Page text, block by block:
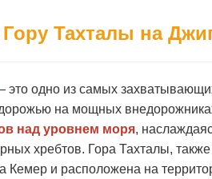
Тахталы на
это одно из самых
на мощных
над уровнем моря,
хребтов. Гора Тахталы,
Кемер и расположена на